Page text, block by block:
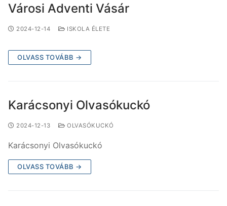
Városi Adventi Vásár
2024-12-14 ISKOLA ÉLETE
OLVASS TOVÁBB →
Karácsonyi Olvasókuckó
2024-12-13 OLVASÓKUCKÓ
Karácsonyi Olvasókuckó
OLVASS TOVÁBB →